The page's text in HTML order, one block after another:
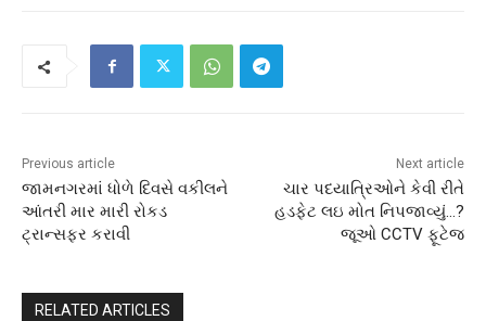
Previous article
જામનગરમાં ધોળે દિવસે વકીલને
આંતરી માર મારી રોકડ
ટ્રાન્સફર કરાવી
Next article
ચાર પદયાત્રિઓને કેવી રીતે
હડફેટ લઇ મોત નિપજાવ્યું…?
જૂઓ CCTV ફૂટેજ
RELATED ARTICLES